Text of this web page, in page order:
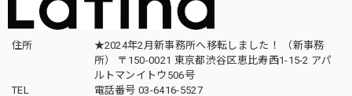
住所
★2024年2月新事務所へ移転しました！ （新事務
所） 〒150-0021 東京都渋谷区恵比寿西1-15-2 アパ
ルトマンイトウ506号
TEL
電話番号 03-6416-5527